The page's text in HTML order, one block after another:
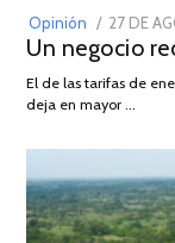
Opinión
POSTED
ON
27 DE
Un negocio
El de las tarifas de
deja en mayor …